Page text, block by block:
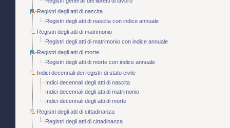
Registri degli atti di nascita
Registri degli atti di nascita con indice annuale
Registri degli atti di matrimonio
Registri degli atti di matrimonio con indice annuale
Registri degli atti di morte
Registri degli atti di morte con indice annuale
Indici decennali dei registri di stato civile
Indici decennali degli atti di nascita
Indici decennali degli atti di matrimonio
Indici decennali degli atti di morte
Registri degli atti di cittadinanza
Registri degli atti di cittadinanza